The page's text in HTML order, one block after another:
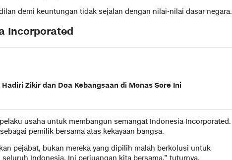
demi keuntungan tidak sejalan dengan nilai-nilai dasar negara.
Incorporated
Zikir dan Doa Kebangsaan di Monas Sore Ini
usaha untuk membangun semangat Indonesia Incorporated.
pemilik bersama atas kekayaan bangsa.
pejabat, bukan mereka yang dipilih malah berkolusi untuk